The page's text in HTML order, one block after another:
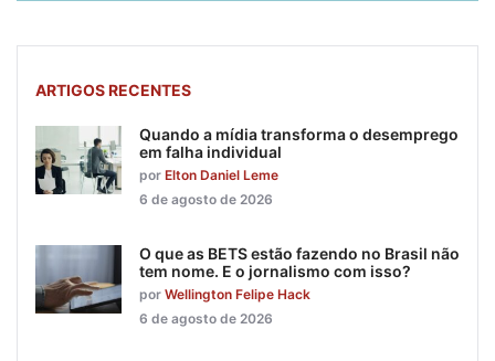
ARTIGOS RECENTES
Quando a mídia transforma o desemprego
em falha individual
por Elton Daniel Leme
6 de agosto de 2026
O que as BETS estão fazendo no Brasil não
tem nome. E o jornalismo com isso?
por Wellington Felipe Hack
6 de agosto de 2026